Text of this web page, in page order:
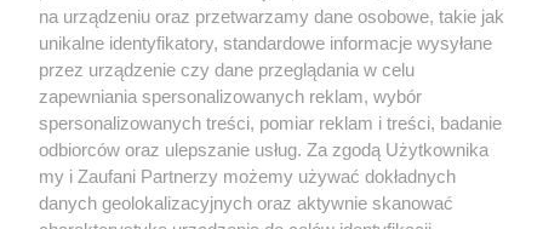
O FIRMIE POLITYKA PRYWATNOŚCI HOSTING
REKLAMA WSPÓŁPRACA RSS FACEBOOK KONTAKT
Nasze serwisy
na urządzeniu oraz przetwarzamy dane osobowe, takie jak
unikalne identyfikatory, standardowe informacje wysyłane
przez urządzenie czy dane przeglądania w celu
zapewniania spersonalizowanych reklam, wybór
spersonalizowanych treści, pomiar reklam i treści, badanie
odbiorców oraz ulepszanie usług. Za zgodą Użytkownika
my i Zaufani Partnerzy możemy używać dokładnych
danych geolokalizacyjnych oraz aktywnie skanować